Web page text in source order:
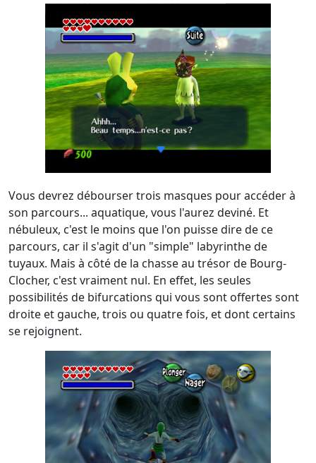
Vous devrez débourser trois masques pour accéder à
son parcours... aquatique, vous l'aurez deviné. Et
nébuleux, c'est le moins que l'on puisse dire de ce
parcours, car il s'agit d'un "simple" labyrinthe de
tuyaux. Mais à côté de la chasse au trésor de Bourg-
Clocher, c'est vraiment nul. En effet, les seules
possibilités de bifurcations qui vous sont offertes sont
droite et gauche, trois ou quatre fois, et dont certains
se rejoignent.